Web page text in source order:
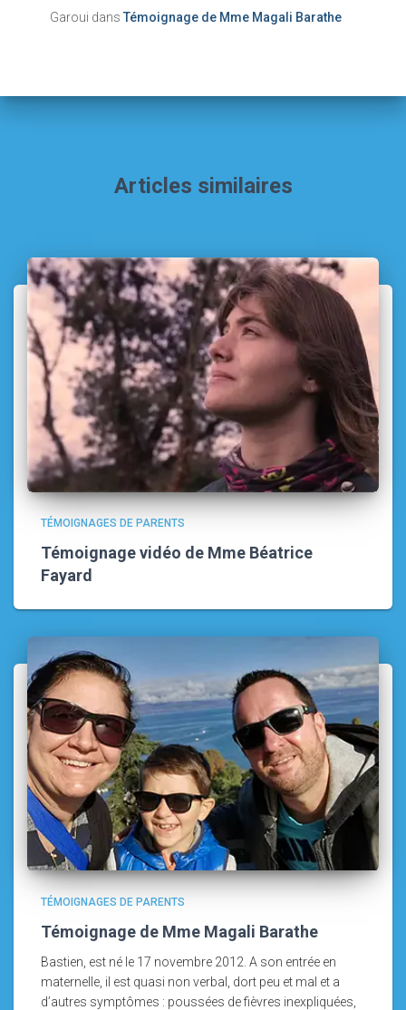
Garoui dans Témoignage de Mme Magali Barathe
Articles similaires
TÉMOIGNAGES DE PARENTS
Témoignage vidéo de Mme Béatrice
Fayard
TÉMOIGNAGES DE PARENTS
Témoignage de Mme Magali Barathe
Bastien, est né le 17 novembre 2012. A son entrée en
maternelle, il est quasi non verbal, dort peu et mal et a
d’autres symptômes : poussées de fièvres inexpliquées,